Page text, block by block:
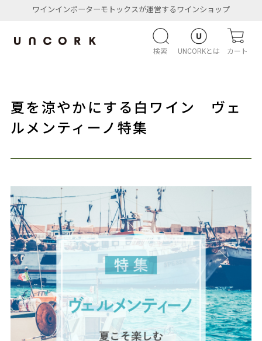
ワインインポーターモトックスが運営するワインショップ
検索 UNCORKとは カート
夏を涼やかにする白ワイン ヴェ
ルメンティーノ特集